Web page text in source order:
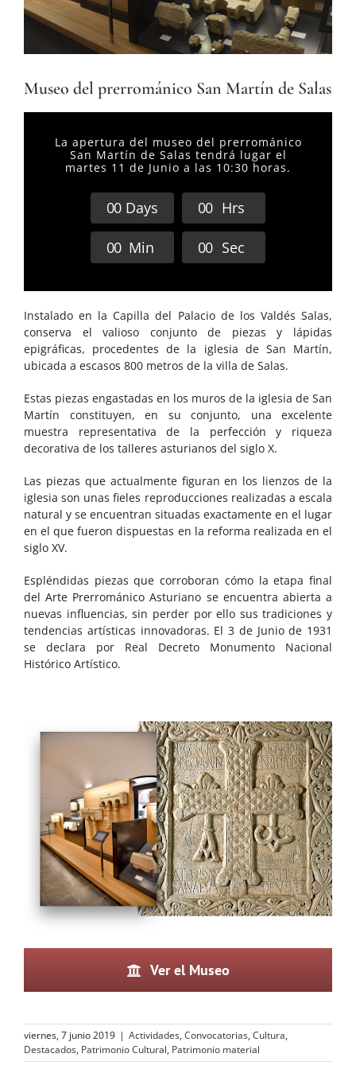
Museo del prerrománico San Martín de Salas
La apertura del museo del prerrománico
San Martín de Salas tendrá lugar el
martes 11 de Junio a las 10:30 horas.
00 Days 00 Hrs
00 Min 00 Sec
Instalado en la Capilla del Palacio de los Valdés Salas,
conserva el valioso conjunto de piezas y lápidas
epigráficas, procedentes de la iglesia de San Martín,
ubicada a escasos 800 metros de la villa de Salas.
Estas piezas engastadas en los muros de la iglesia de San
Martín constituyen, en su conjunto, una excelente
muestra representativa de la perfección y riqueza
decorativa de los talleres asturianos del siglo X.
Las piezas que actualmente figuran en los lienzos de la
iglesia son unas fieles reproducciones realizadas a escala
natural y se encuentran situadas exactamente en el lugar
en el que fueron dispuestas en la reforma realizada en el
siglo XV.
Espléndidas piezas que corroboran cómo la etapa final
del Arte Prerrománico Asturiano se encuentra abierta a
nuevas influencias, sin perder por ello sus tradiciones y
tendencias artísticas innovadoras. El 3 de Junio de 1931
se declara por Real Decreto Monumento Nacional
Histórico Artístico.
Ver el Museo
viernes, 7 junio 2019 | Actividades, Convocatorias, Cultura,
Destacados, Patrimonio Cultural, Patrimonio material